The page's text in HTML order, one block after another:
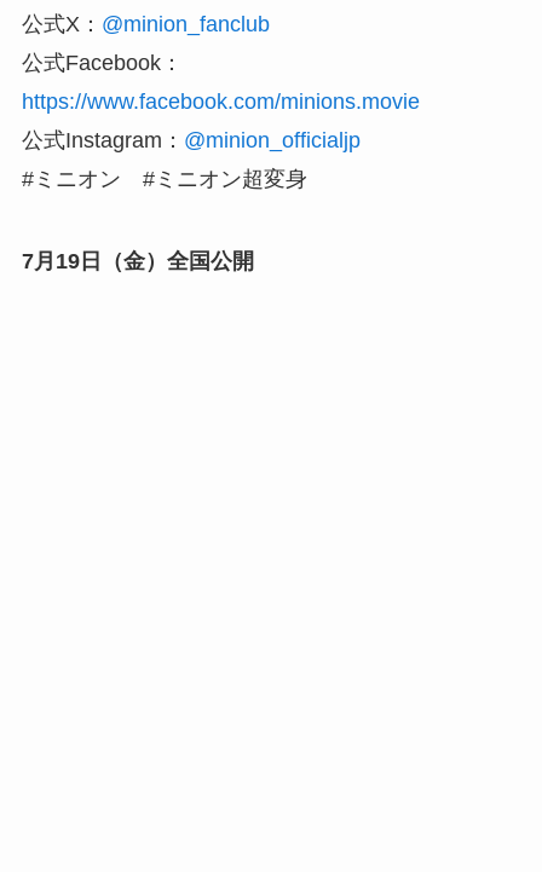
公式X： @minion_fanclub
公式Facebook：
https://www.facebook.com/minions.movie
公式Instagram： @minion_officialjp
#ミニオン #ミニオン超変身
7月19日（金）全国公開